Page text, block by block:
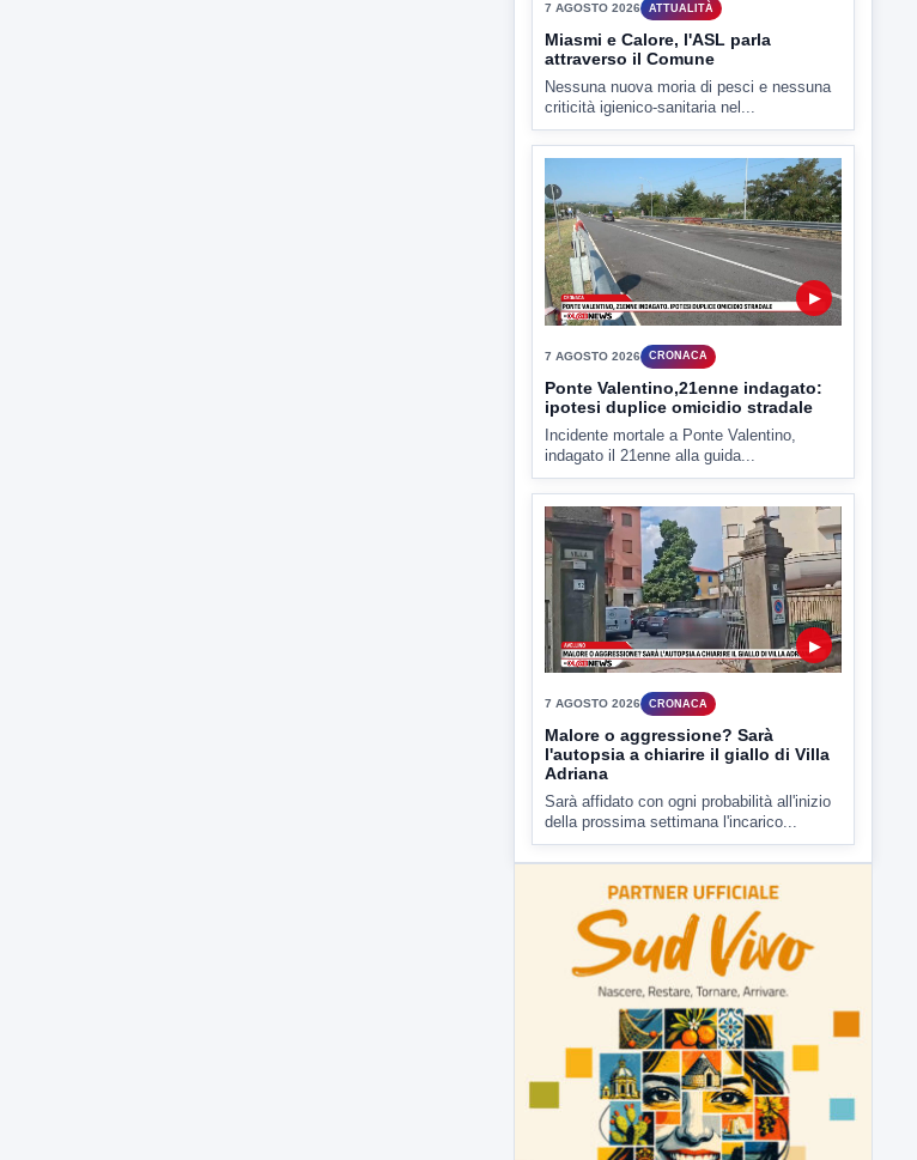
Miasmi e Calore, l'ASL parla
attraverso il Comune
Nessuna nuova moria di pesci e nessuna
criticità igienico-sanitaria nel...
Ponte Valentino,21enne indagato:
ipotesi duplice omicidio stradale
Incidente mortale a Ponte Valentino,
indagato il 21enne alla guida...
▶
Malore o aggressione? Sarà
l'autopsia a chiarire il giallo di Villa
Adriana
Sarà affidato con ogni probabilità all'inizio
della prossima settimana l'incarico...